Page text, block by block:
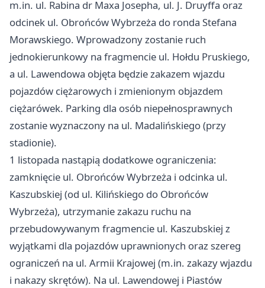
m.in. ul. Rabina dr Maxa Josepha, ul. J. Druyffa oraz
odcinek ul. Obrońców Wybrzeża do ronda Stefana
Morawskiego. Wprowadzony zostanie ruch
jednokierunkowy na fragmencie ul. Hołdu Pruskiego,
a ul. Lawendowa objęta będzie zakazem wjazdu
pojazdów ciężarowych i zmienionym objazdem
ciężarówek. Parking dla osób niepełnosprawnych
zostanie wyznaczony na ul. Madalińskiego (przy
stadionie).
1 listopada nastąpią dodatkowe ograniczenia:
zamknięcie ul. Obrońców Wybrzeża i odcinka ul.
Kaszubskiej (od ul. Kilińskiego do Obrońców
Wybrzeża), utrzymanie zakazu ruchu na
przebudowywanym fragmencie ul. Kaszubskiej z
wyjątkami dla pojazdów uprawnionych oraz szereg
ograniczeń na ul. Armii Krajowej (m.in. zakazy wjazdu
i nakazy skrętów). Na ul. Lawendowej i Piastów